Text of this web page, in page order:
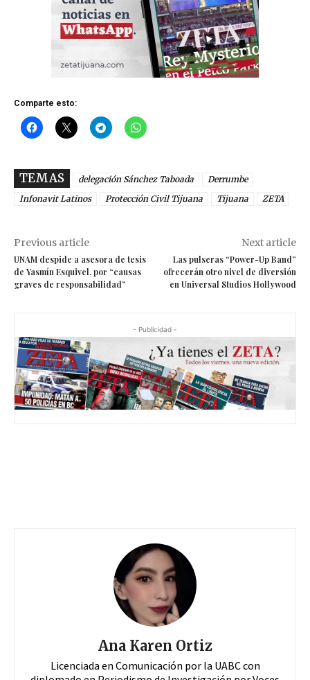
Comparte esto:
TEMAS delegación Sánchez Taboada
Derrumbe
Infonavit Latinos
Protección Civil Tijuana Tijuana ZETA
Previous article
UNAM despide a asesora de tesis
de Yasmín Esquivel, por “causas
graves de responsabilidad”
Next article
Las pulseras “Power-Up Band”
ofrecerán otro nivel de diversión
en Universal Studios Hollywood
- Publicidad -
Ana Karen Ortiz
Licenciada en Comunicación por la UABC con